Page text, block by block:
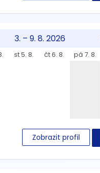
3. – 9. 8. 2026
st 5. 8. čt 6. 8. pá 7. 8.
Zobrazit profil